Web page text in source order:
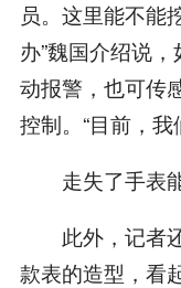
员。这里能不能
办”魏国介绍说
动报警，也可传
控制。“目前，
走失了手表能
此外，记者还
款表的造型，看